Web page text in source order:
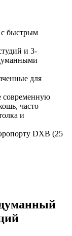
быстрым
и 3-
для
современную
часто
и
DXB (25